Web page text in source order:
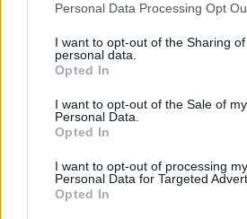
Personal Data Processing Opt
I want to opt-out of the Sharing
personal data.
Opted In
I want to opt-out of the Sale of my
Personal Data.
Opted In
I want to opt-out of processing my
Personal Data for Targeted
Opted In
στην οποία θα εγγράφονται
επιστρατευτικών εγγράφων,
δυνατότητα αποστολής